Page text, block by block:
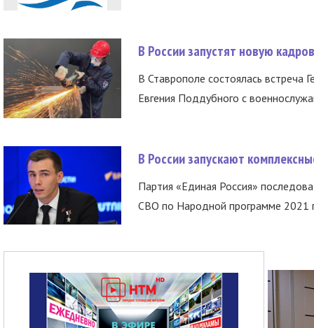
В России запустят новую
В Ставрополе состоялась встреча
Евгения Поддубного с
В России запускают
Партия «Единая Россия»
СВО по Народной программе 2021